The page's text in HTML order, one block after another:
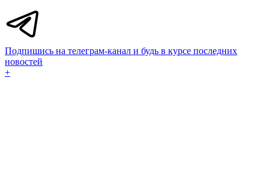
Подпишись на телеграм-канал и будь в курсе последних
новостей
+